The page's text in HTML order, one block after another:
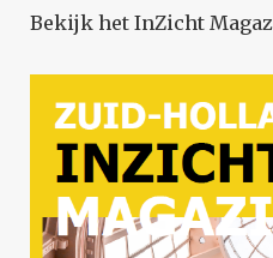
Bekijk het InZicht